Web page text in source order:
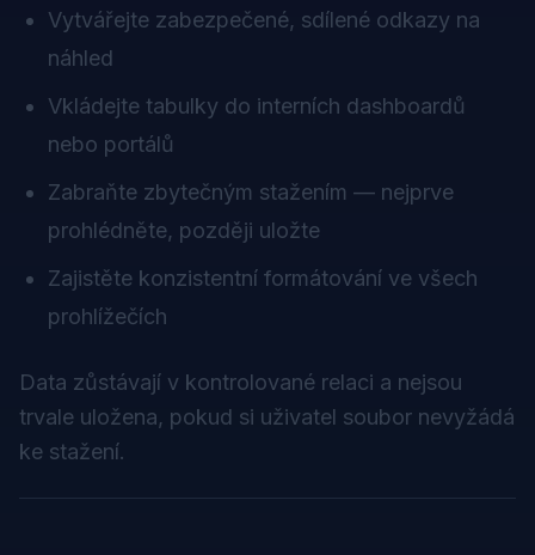
Vytvářejte zabezpečené, sdílené odkazy na
náhled
Vkládejte tabulky do interních dashboardů
nebo portálů
Zabraňte zbytečným stažením — nejprve
prohlédněte, později uložte
Zajistěte konzistentní formátování ve všech
prohlížečích
Data zůstávají v kontrolované relaci a nejsou
trvale uložena, pokud si uživatel soubor nevyžádá
ke stažení.